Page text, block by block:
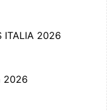
ITALIA 2026
2026